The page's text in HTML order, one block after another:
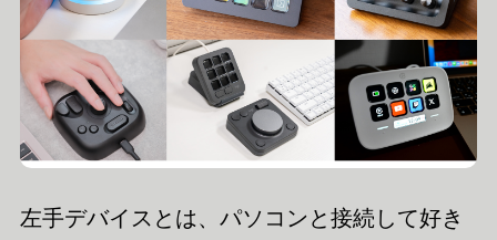
左手デバイスとは、パソコンと接続して好き